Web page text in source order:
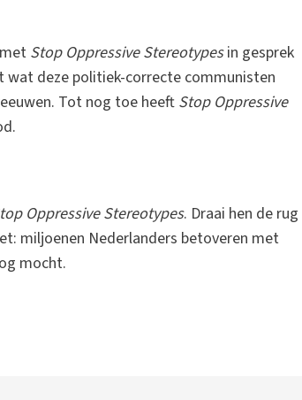
Stop Oppressive Stereotypesin gesprek
wat deze politiek-correcte communisten
Tot nog toe heeft Stop Oppressive
Oppressive Stereotypes. Draai hen de rug
miljoenen Nederlanders betoveren met
mocht.